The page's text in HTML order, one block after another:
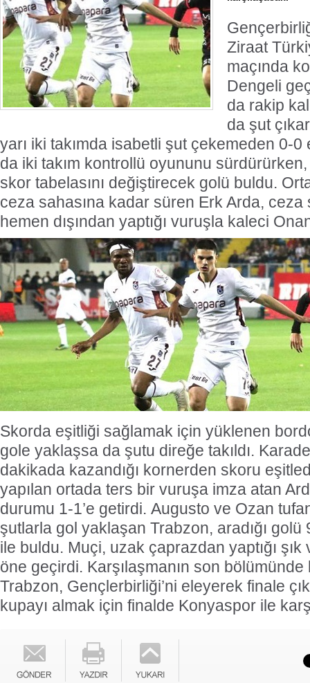
Ziraat
maçında
Dengeli
da rakip
da şut
yarı iki takımda isabetli şut çekemeden 0-0
da iki takım kontrollü oyununu
skor tabelasını değiştirecek golü buldu.
ceza sahasına kadar süren Erk Arda, ceza
hemen dışından yaptığı vuruşla kaleci
Skorda eşitliği sağlamak için yüklenen
gole yaklaşsa da şutu direğe takıldı.
dakikada kazandığı kornerden skoru
yapılan ortada ters bir vuruşa imza atan
durumu 1-1’e getirdi. Augusto ve Ozan
şutlarla gol yaklaşan Trabzon, aradığı golü
ile buldu. Muçi, uzak çaprazdan yaptığı şık
öne geçirdi. Karşılaşmanın son
Trabzon, Gençlerbirliği’ni eleyerek finale
kupayı almak için finalde Konyaspor ile